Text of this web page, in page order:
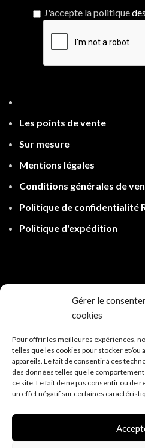
Gérer le
cookies
Pour offrir les meilleures expériences,
telles que les cookies pour stocker et/ou
appareils. Le fait de consentir à ces
des données telles que le
ce site. Le fait de ne pas consentir ou
un effet négatif sur certaines
J'accepte la politique
Les points de vente
Sur mesure
Mentions légales
Conditions générales de
Politique de confidentialité
Politique d'expédition